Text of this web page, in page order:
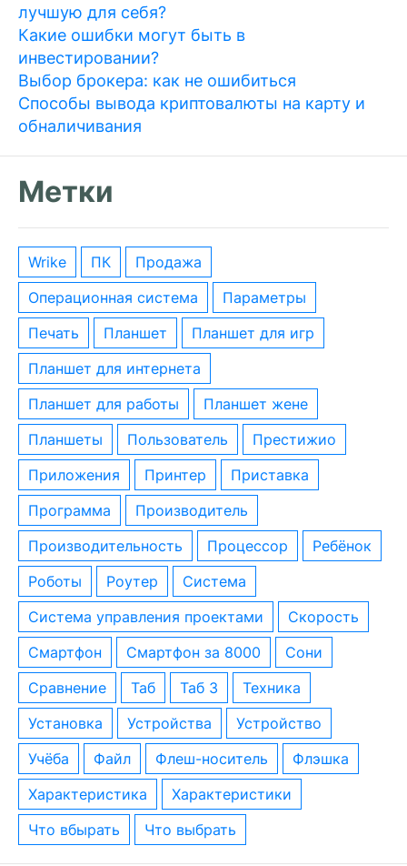
лучшую для себя?
Какие ошибки могут быть в
инвестировании?
Выбор брокера: как не ошибиться
Способы вывода криптовалюты на карту и
обналичивания
Метки
wrike ПК
Продажа
операционная система
параметры
печать
планшет
планшет для игр
планшет для интернета
планшет для работы
планшет жене
планшеты
пользователь
престижио
приложения
принтер
приставка
программа
производитель
производительность
процессор
ребёнок
роботы
роутер
система
система управления проектами
скорость
смартфон
смартфон за 8000
сони
сравнение
таб таб 3
техника
установка
устройства
устройство
учёба
файл флеш-носитель
флэшка
характеристика
характеристики
что вбырать
что выбрать